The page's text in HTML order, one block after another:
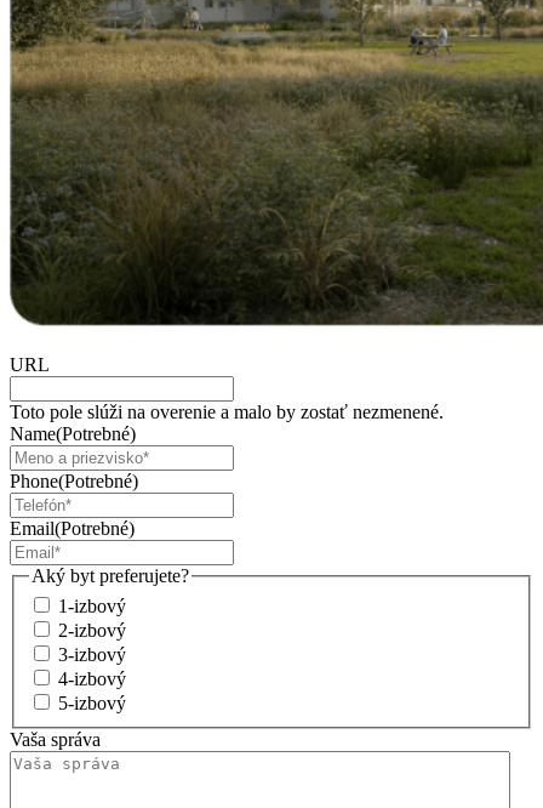
URL
Toto pole slúži na overenie a malo by zostať nezmenené.
Name(Potrebné)
Phone(Potrebné)
Email(Potrebné)
Aký byt preferujete?
1-izbový
2-izbový
3-izbový
4-izbový
5-izbový
Vaša správa